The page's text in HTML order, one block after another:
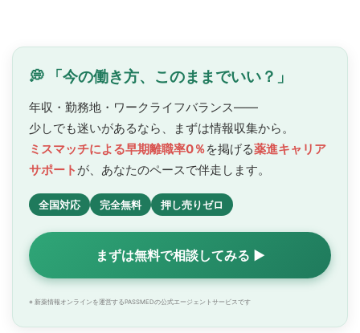
💭 「今の働き方、このままでいい？」
年収・勤務地・ワークライフバランス——
少しでも迷いがあるなら、まずは情報収集から。
ミスマッチによる早期離職率0％を掲げる薬進キャリア
サポート が、あなたのペースで伴走します。
全国対応 完全無料 押し売りゼロ
まずは無料で相談してみる ▶
※ 新薬情報オンラインを運営するPASSMEDの公式エージェントサービスです